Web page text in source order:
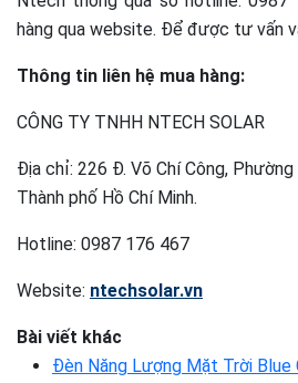
hàng qua website. Để được tư vấn
Thông tin liên hệ mua hàng:
CÔNG TY TNHH NTECH SOLAR
Địa chỉ: 226 Đ. Võ Chí Công,
Thành phố Hồ Chí Minh.
Hotline: 0987 176 467
Website: ntechsolar.vn
Bài viết khác
Đèn Năng Lượng Mặt Trời Blue